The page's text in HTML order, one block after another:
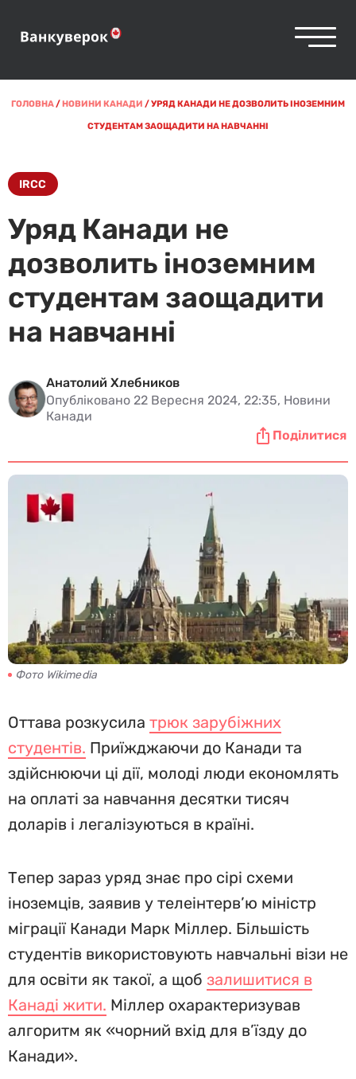
ГОЛОВНА/НОВИНИ КАНАДИ /УРЯД КАНАДИ НЕ ДОЗВОЛИТЬ ІНОЗЕМНИМ
СТУДЕНТАМ ЗАОЩАДИТИ НА НАВЧАННІ
IRCC
Уряд Канади не
дозволить іноземним
студентам заощадити
на навчанні
Анатолий Хлебников
Опубліковано 22 Вересня 2024, 22:35, Новини
Канади
Поділитися
Фото Wikimedia
Оттава розкусила трюк зарубіжних
студентів. Приїжджаючи до Канади та
здійснюючи ці дії, молоді люди економлять
на оплаті за навчання десятки тисяч
доларів і легалізуються в країні.
Тепер зараз уряд знає про сірі схеми
іноземців, заявив у телеінтерв’ю міністр
міграції Канади Марк Міллер. Більшість
студентів використовують навчальні візи не
для освіти як такої, а щоб залишитися в
Канаді жити. Міллер охарактеризував
алгоритм як «чорний вхід для в’їзду до
Канади».